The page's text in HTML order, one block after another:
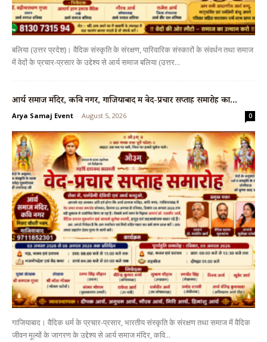
बलिया (उत्तर प्रदेश)। वैदिक संस्कृति के संरक्षण, पारिवारिक संस्कारों के संवर्धन तथा समाज
में वेदों के प्रचार-प्रसार के उद्देश्य से आर्य समाज बलिया (उत्तर...
आर्य समाज मंदिर, कवि नगर, गाजियाबाद में वेद-प्रचार सप्ताह समारोह का...
Arya Samaj Event - August 5, 2026 0
गाजियाबाद। वैदिक धर्म के प्रचार-प्रसार, भारतीय संस्कृति के संरक्षण तथा समाज में वैदिक
जीवन मूल्यों के जागरण के उद्देश्य से आर्य समाज मंदिर, कवि...